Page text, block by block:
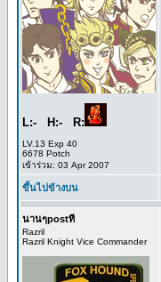
L:- H:- R:
LV.13 Exp 40
6678 Potch
เข้าร่วม: 03 Apr 2007
ขึ้นไปข้างบน
นานๆpostที
Razril
Razril Knight Vice Commander